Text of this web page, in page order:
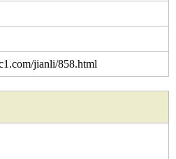
jianli/858.html